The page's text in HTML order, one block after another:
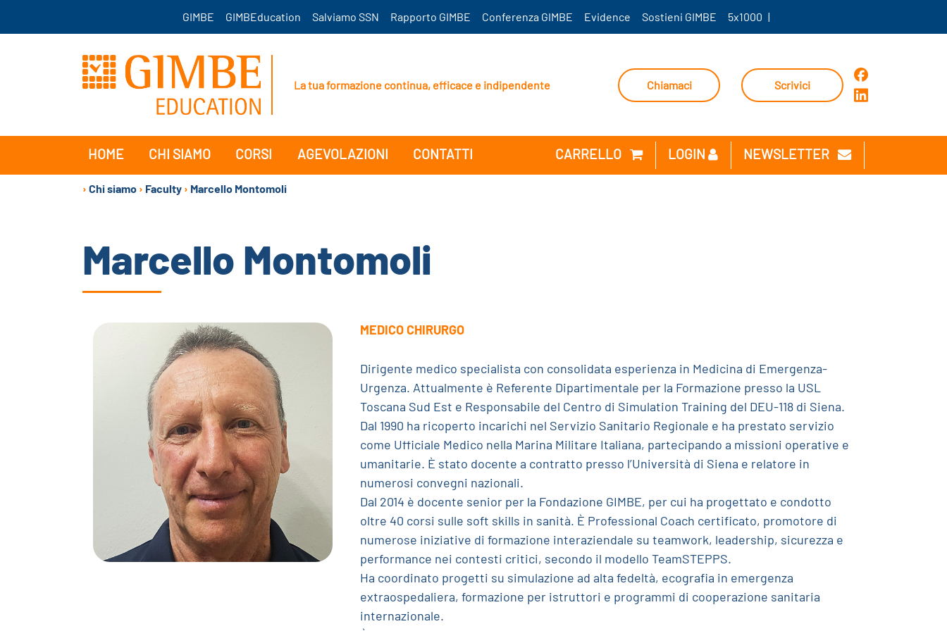
GIMBE GIMBEducation Salviamo SSN Rapporto GIMBE Conferenza GIMBE Evidence Sostieni GIMBE 5x1000 |
La tua formazione continua, efficace e indipendente Chiamaci Scrivici
HOME CHI SIAMO CORSI AGEVOLAZIONI CONTATTI CARRELLO LOGIN NEWSLETTER
› Chi siamo › Faculty › Marcello Montomoli
Marcello Montomoli
MEDICO CHIRURGO
Dirigente medico specialista con consolidata esperienza in Medicina di Emergenza-
Urgenza. Attualmente è Referente Dipartimentale per la Formazione presso la USL
Toscana Sud Est e Responsabile del Centro di Simulation Training del DEU-118 di Siena.
Dal 1990 ha ricoperto incarichi nel Servizio Sanitario Regionale e ha prestato servizio
come Ufficiale Medico nella Marina Militare Italiana, partecipando a missioni operative e
umanitarie. È stato docente a contratto presso l’Università di Siena e relatore in
numerosi convegni nazionali.
Dal 2014 è docente senior per la Fondazione GIMBE, per cui ha progettato e condotto
oltre 40 corsi sulle soft skills in sanità. È Professional Coach certificato, promotore di
numerose iniziative di formazione interaziendale su teamwork, leadership, sicurezza e
performance nei contesti critici, secondo il modello TeamSTEPPS.
Ha coordinato progetti su simulazione ad alta fedeltà, ecografia in emergenza
extraospedaliera, formazione per istruttori e programmi di cooperazione sanitaria
internazionale.